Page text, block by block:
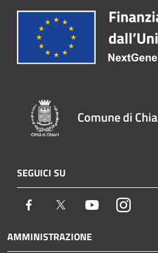
Comune di
SEGUICI SU
Facebook Twitter Youtube
AMMINISTRAZIONE